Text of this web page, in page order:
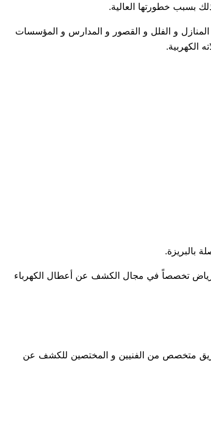
بسبب خطورتها العالية.
المنازل و الفلل و القصور و المدارس و المؤسسات
الكهربية.
بالبريزة.
الرياض تخصصاً في مجال الكشف عن أعطال الكهرباء
فريق متخصص من الفنيين و المختصين للكشف عن